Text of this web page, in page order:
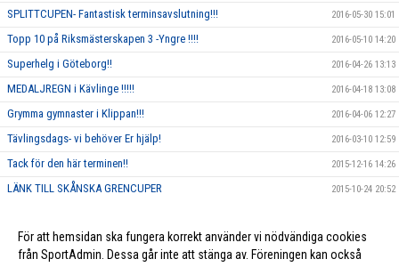
SPLITTCUPEN- Fantastisk terminsavslutning!!! 2016-05-30 15:01
Topp 10 på Riksmästerskapen 3 -Yngre !!!! 2016-05-10 14:20
Superhelg i Göteborg!! 2016-04-26 13:13
MEDALJREGN i Kävlinge !!!!! 2016-04-18 13:08
Grymma gymnaster i Klippan!!! 2016-04-06 12:27
Tävlingsdags- vi behöver Er hjälp! 2016-03-10 12:59
Tack för den här terminen!! 2015-12-16 14:26
LÄNK TILL SKÅNSKA GRENCUPER 2015-10-24 20:52
Vi ska annordna en tävling, och behöver DIN hjälp!! 2015-09-10 13:26
För att hemsidan ska fungera korrekt använder vi nödvändiga cookies
från SportAdmin. Dessa går inte att stänga av. Föreningen kan också